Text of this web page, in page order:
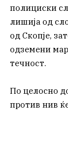
полициски
лишија од
од Скопје,
одземени
течност.
По целосно
против нив